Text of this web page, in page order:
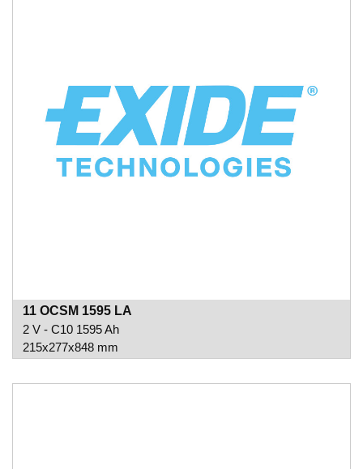
11 OCSM 1595 LA
2 V - C10 1595 Ah
215x277x848 mm